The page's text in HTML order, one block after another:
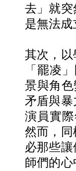
去」就
是無法成
其次，
「罷凌
景與角
矛盾與
演員實
然而，
必那些
師們的